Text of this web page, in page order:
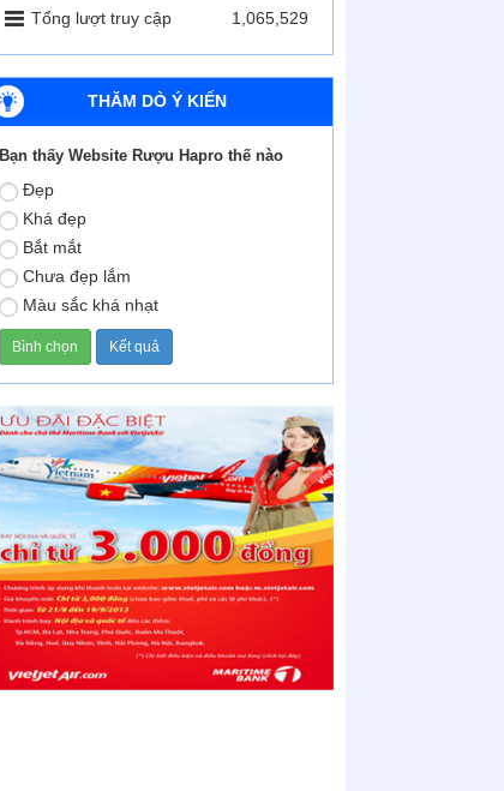
Tổng lượt truy cập
1,065,529
THĂM DÒ Ý KIẾN
Bạn thấy Website Rượu Hapro thế nào
Đẹp
Khá đẹp
Bắt mắt
Chưa đẹp lắm
Màu sắc khá nhạt